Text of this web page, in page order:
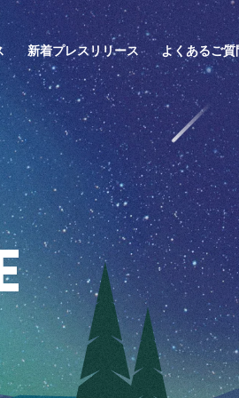
新着プレスリリース よくあるご質